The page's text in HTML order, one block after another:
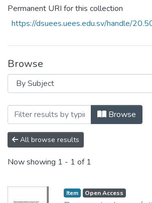
Permanent URI for this collection
https://dsuees.uees.edu.sv/handle/
Browse
Browsing Revista Crea
Browse
All browse results
Now showing 1 - 1 of 1
Item Open Access